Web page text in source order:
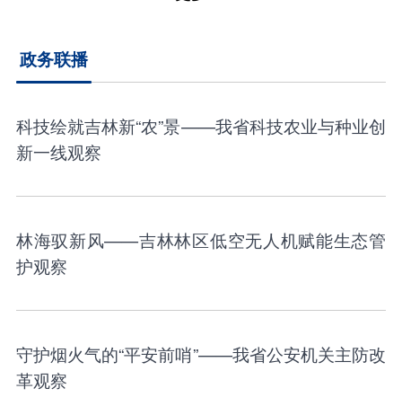
政务联播
科技绘就吉林新“农”景——我省科技农业与种业创
新一线观察
林海驭新风——吉林林区低空无人机赋能生态管
护观察
守护烟火气的“平安前哨”——我省公安机关主防改
革观察